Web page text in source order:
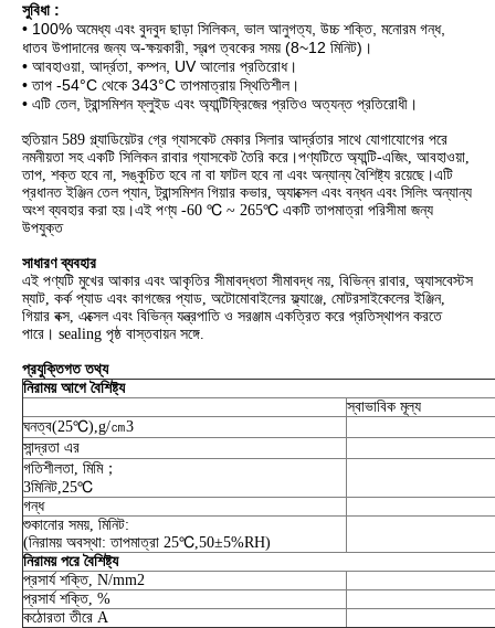
সুবিধা :
• 100% অমেধ্য এবং বুদবুদ ছাড়া সিলিকন, ভাল আনুগত্য, উচ্চ শক্তি, মনোরম গন্ধ,
ধাতব উপাদানের জন্য অ-ক্ষয়কারী, স্বল্প ত্বকের সময় (8~12 মিনিট)।
• আবহাওয়া, আর্দ্রতা, কম্পন, UV আলোর প্রতিরোধ।
• তাপ -54°C থেকে 343°C তাপমাত্রায় স্থিতিশীল।
• এটি তেল, ট্রান্সমিশন ফ্লুইড এবং অ্যান্টিফ্রিজের প্রতিও অত্যন্ত প্রতিরোধী।
হুতিয়ান 589 গ্ল্যাডিয়েটর গ্রে গ্যাসকেট মেকার সিলার আর্দ্রতার সাথে যোগাযোগের পরে
নমনীয়তা সহ একটি সিলিকন রাবার গ্যাসকেট তৈরি করে।পণ্যটিতে অ্যান্টি-এজিং, আবহাওয়া,
তাপ, শক্ত হবে না, সঙ্কুচিত হবে না বা ফাটল হবে না এবং অন্যান্য বৈশিষ্ট্য রয়েছে।এটি
প্রধানত ইঞ্জিন তেল প্যান, ট্রান্সমিশন গিয়ার কভার, অ্যাক্সেল এবং বন্ধন এবং সিলিং অন্যান্য
অংশ ব্যবহার করা হয়।এই পণ্য -60 ℃ ~ 265℃ একটি তাপমাত্রা পরিসীমা জন্য
উপযুক্ত
সাধারণ ব্যবহার
এই পণ্যটি মুখের আকার এবং আকৃতির সীমাবদ্ধতা সীমাবদ্ধ নয়, বিভিন্ন রাবার, অ্যাসবেস্টস
ম্যাট, কর্ক প্যাড এবং কাগজের প্যাড, অটোমোবাইলের ফ্ল্যাঞ্জে, মোটরসাইকেলের ইঞ্জিন,
গিয়ার বক্স, এক্সেল এবং বিভিন্ন যন্ত্রপাতি ও সরঞ্জাম একত্রিত করে প্রতিস্থাপন করতে
পারে। sealing পৃষ্ঠ বাস্তবায়ন সঙ্গে.
প্রযুক্তিগত তথ্য
নিরাময় আগে বৈশিষ্ট্য
স্বাভাবিক মূল্য
ঘনত্ব(25℃),g/㎝3
সান্দ্রতা এর
গতিশীলতা, মিমি；
3মিনিট,25℃
গন্ধ
শুকানোর সময়, মিনিট:
(নিরাময় অবস্থা: তাপমাত্রা 25℃,50±5%RH)
নিরাময় পরে বৈশিষ্ট্য
প্রসার্য শক্তি, N/mm2
প্রসার্য শক্তি, %
কঠোরতা তীরে A